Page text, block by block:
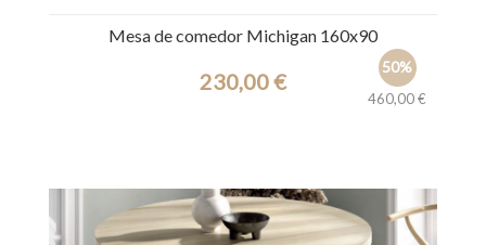
Mesa de comedor Michigan 160x90
50%
460,00 €
230,00 €